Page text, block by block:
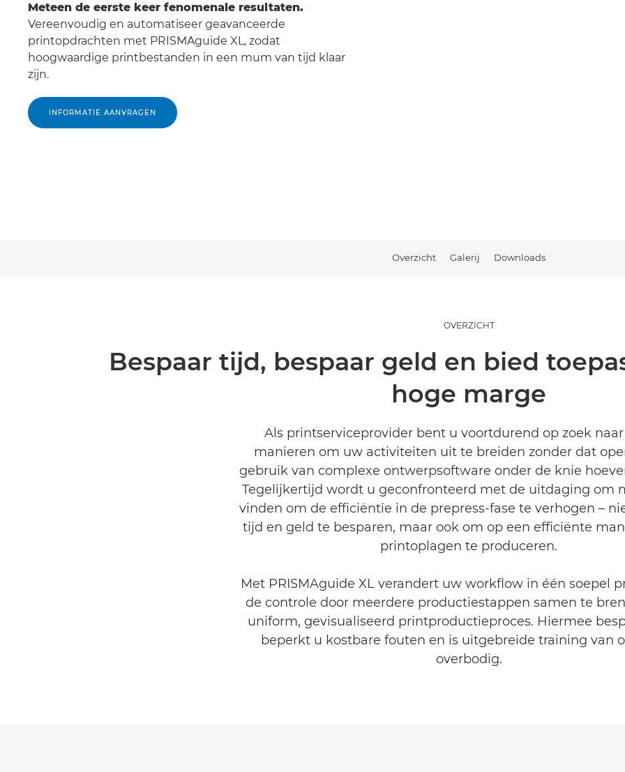
Meteen de eerste keer fenomenale resultaten.
Vereenvoudig en automatiseer geavanceerde
printopdrachten met PRISMAguide XL, zodat
hoogwaardige printbestanden in een mum van tijd klaar
zijn.
INFORMATIE AANVRAGEN
Overzicht Galerij Downloads
OVERZICHT
Bespaar tijd, bespaar geld en bied
hoge marge
Als printserviceprovider bent u voortdurend op zoek
manieren om uw activiteiten uit te breiden zonder dat
gebruik van complexe ontwerpsoftware onder de knie
Tegelijkertijd wordt u geconfronteerd met de uitdaging om
vinden om de efficiëntie in de prepress-fase te verhogen –
tijd en geld te besparen, maar ook om op een efficiënte
printoplagen te produceren.
Met PRISMAguide XL verandert uw workflow in één soepel
de controle door meerdere productiestappen samen te
uniform, gevisualiseerd printproductieproces. Hiermee
beperkt u kostbare fouten en is uitgebreide training van
overbodig.